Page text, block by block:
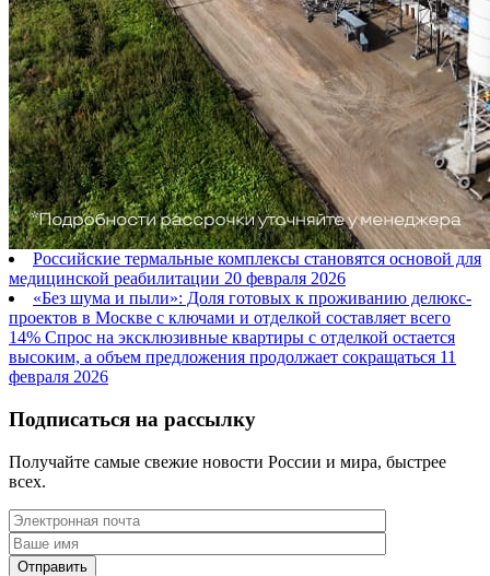
Российские термальные комплексы становятся основой для
медицинской реабилитации 20 февраля 2026
«Без шума и пыли»: Доля готовых к проживанию делюкс-
проектов в Москве с ключами и отделкой составляет всего
14% Спрос на эксклюзивные квартиры с отделкой остается
высоким, а объем предложения продолжает сокращаться 11
февраля 2026
Подписаться на рассылку
Получайте самые свежие новости России и мира, быстрее
всех.